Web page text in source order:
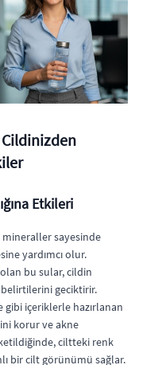
Cildinizden
Etkileri
mineraller sayesinde
yardımcı olur.
bu sular, cildin
geciktirir.
içeriklerle hazırlanan
korur ve akne
ciltteki renk
bir cilt görünümü sağlar.